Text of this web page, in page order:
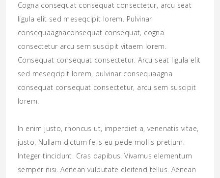
Cogna consequat consequat consectetur, arcu seat
ligula elit sed meseqcipit lorem. Pulvinar
consequaagnaconsequat consequat, cogna
consectetur arcu sem suscipit vitaem lorem.
Consequat consequat consectetur. Arcu seat ligula elit
sed meseqcipit lorem, pulvinar consequaagna
consequat consequat consectetur, arcu sem suscipit
lorem.
In enim justo, rhoncus ut, imperdiet a, venenatis vitae,
justo. Nullam dictum felis eu pede mollis pretium.
Integer tincidunt. Cras dapibus. Vivamus elementum
semper nisi. Aenean vulputate eleifend tellus. Aenean